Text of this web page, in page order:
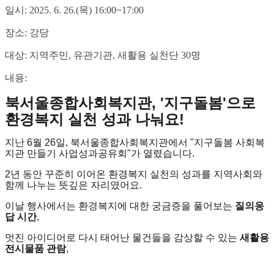
일시: 2025. 6. 26.(목) 16:00~17:00
장소: 강당
대상: 지역주민, 유관기관, 새활용 실천단 30명
내용:
북서울종합사회복지관, '지구돌봄'으로
환경복지 실천 성과 나눠요!
지난 6월 26일, 북서울종합사회복지관에서 "지구돌봄 사회복
지관 만들기 사업성과공유회"가 열렸습니다.
2년 동안 꾸준히 이어온 환경복지 실천의 성과를 지역사회와
함께 나누는 뜻깊은 자리였어요.
이날 행사에서는 환경복지에 대한 궁금증을 풀어보는 질의응
답 시간,
멋진 아이디어로 다시 태어난 물건들을 감상할 수 있는 새활용
전시물품 관람,